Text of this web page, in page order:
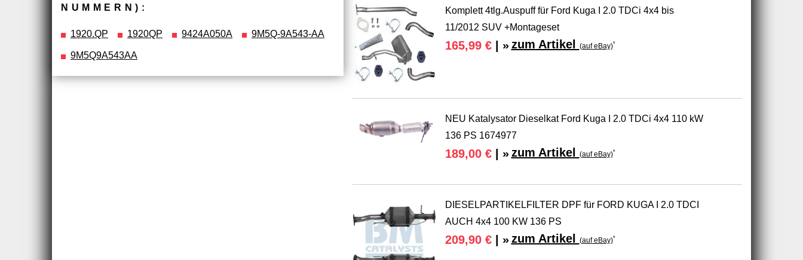
NUMMERN):
1920.QP 1920QP 9424A050A 9M5Q-9A543-AA
9M5Q9A543AA
Komplett 4tlg.Auspuff für Ford Kuga I 2.0 TDCi 4x4 bis
11/2012 SUV +Montageset
165,99 €| » zum Artikel (auf eBay)*
NEU Katalysator Dieselkat Ford Kuga I 2.0 TDCi 4x4 110 kW
136 PS 1674977
189,00 €| » zum Artikel (auf eBay)*
DIESELPARTIKELFILTER DPF für FORD KUGA I 2.0 TDCI
AUCH 4x4 100 KW 136 PS
209,90 €| » zum Artikel (auf eBay)*